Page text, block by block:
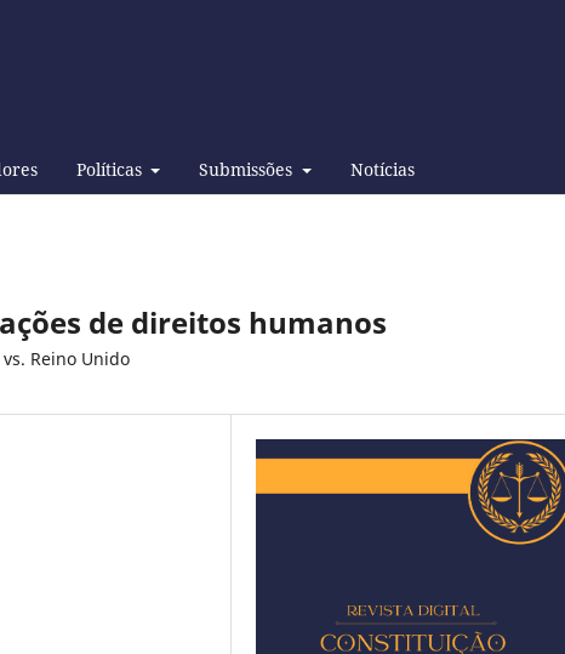
Políticas Submissões Notícias
de direitos humanos
Reino Unido